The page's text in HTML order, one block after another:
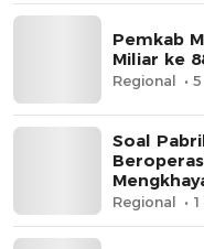
Pemkab
Miliar ke
Regional
Soal
Regional